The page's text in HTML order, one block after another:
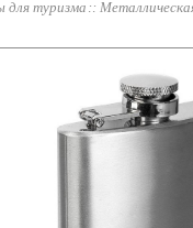
для туризма